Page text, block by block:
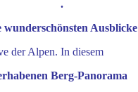
.
wunderschönsten Ausblicke
der Alpen. In diesem
Berg-Panorama